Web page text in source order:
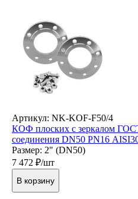
Артикул: NK-KOF-F50/4
КОФ плоских с зеркалом
соединения DN50 PN16
Размер: 2" (DN50)
7 472 ₽/шт
В корзину